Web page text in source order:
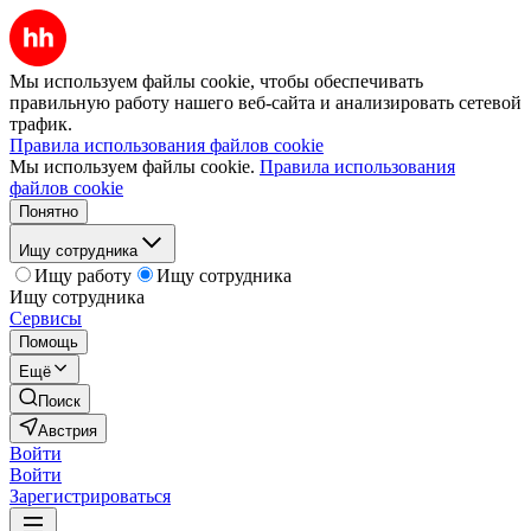
Мы используем файлы cookie, чтобы обеспечивать
правильную работу нашего веб-сайта и анализировать сетевой
трафик.
Правила использования файлов cookie
Мы используем файлы cookie. Правила использования
файлов cookie
Понятно
Ищу сотрудника
Ищу работу
Ищу сотрудника
Ищу сотрудника
Сервисы
Помощь
Ещё
Поиск
Австрия
Войти
Войти
Зарегистрироваться